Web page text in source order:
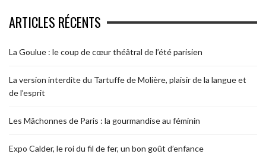
ARTICLES RÉCENTS
La Goulue : le coup de cœur théâtral de l’été parisien
La version interdite du Tartuffe de Molière, plaisir de la langue et
de l’esprit
Les Mâchonnes de Paris : la gourmandise au féminin
Expo Calder, le roi du fil de fer, un bon goût d’enfance